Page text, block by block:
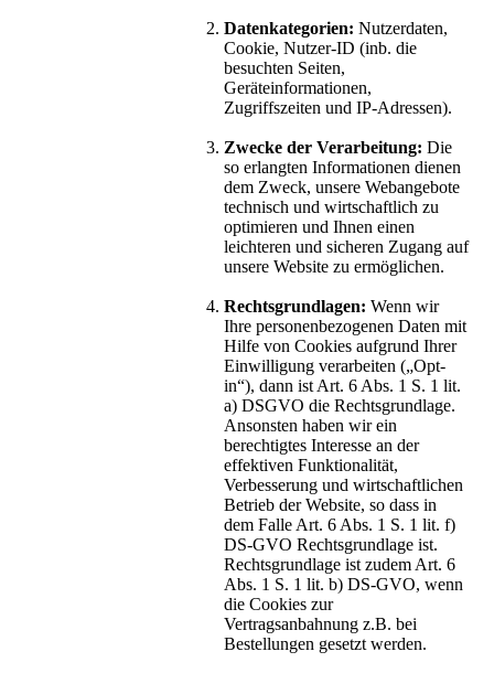
Datenkategorien: Nutzerdaten,
Cookie, Nutzer-ID (inb. die
besuchten Seiten,
Geräteinformationen,
Zugriffszeiten und IP-Adressen).
Zwecke der Verarbeitung: Die
so erlangten Informationen dienen
dem Zweck, unsere Webangebote
technisch und wirtschaftlich zu
optimieren und Ihnen einen
leichteren und sicheren Zugang auf
unsere Website zu ermöglichen.
Rechtsgrundlagen: Wenn wir
Ihre personenbezogenen Daten mit
Hilfe von Cookies aufgrund Ihrer
Einwilligung verarbeiten („Opt-
in“), dann ist Art. 6 Abs. 1 S. 1 lit.
a) DSGVO die Rechtsgrundlage.
Ansonsten haben wir ein
berechtigtes Interesse an der
effektiven Funktionalität,
Verbesserung und wirtschaftlichen
Betrieb der Website, so dass in
dem Falle Art. 6 Abs. 1 S. 1 lit. f)
DS-GVO Rechtsgrundlage ist.
Rechtsgrundlage ist zudem Art. 6
Abs. 1 S. 1 lit. b) DS-GVO, wenn
die Cookies zur
Vertragsanbahnung z.B. bei
Bestellungen gesetzt werden.